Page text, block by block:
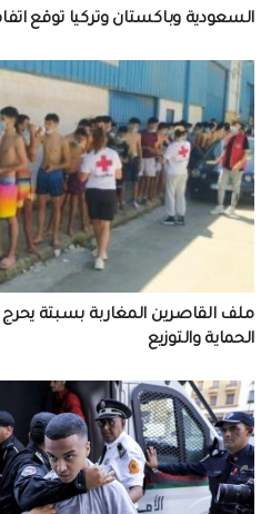
السعودية وباكستان وتركيا توقع
ملف القاصرين المغاربة بسبتة
الحماية والتوزيع